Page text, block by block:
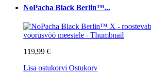
NoPacha Black Berlin™...
119,99 €
Lisa ostukorvi Ostukorv